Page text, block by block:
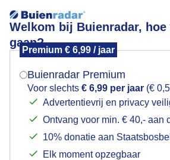
Welkom bij Buienradar,
gaan?
Premium € 6,99 / jaar
Buienradar Premium
Voor slechts € 6,99 per jaar (€
Advertentievrij en privacy
Ontvang voor min. € 40,- aan
10% donatie aan
Elk moment opzegbaar
Zon, mooie wolkenvelden en veel
Colijnsplaat (Zeeland)
Mogen we je locatie
Indien je hier nog geen akkoord
verschijnt er zo een pop-up uit